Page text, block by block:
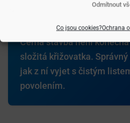
Odmítnout
Co jsou cookies?Ochrana
Černá stavba není
složitá křižovatka.
jak z ní vyjet s čistým
povolením.